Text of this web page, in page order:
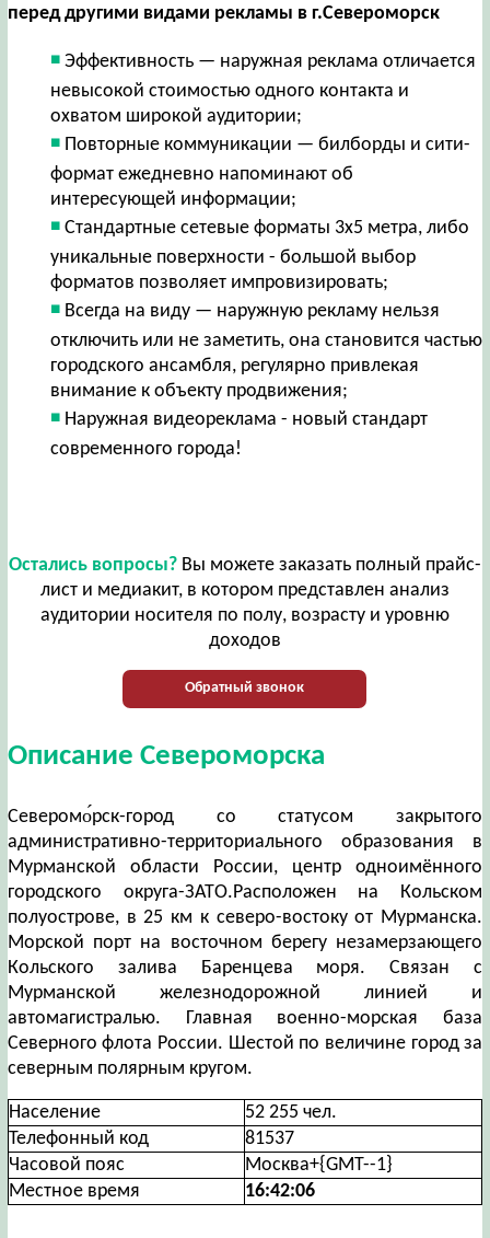
перед другими видами рекламы в г.Североморск
Эффективность — наружная реклама отличается
невысокой стоимостью одного контакта и
охватом широкой аудитории;
Повторные коммуникации — билборды и сити-
формат ежедневно напоминают об
интересующей информации;
Стандартные сетевые форматы 3х5 метра, либо
уникальные поверхности - большой выбор
форматов позволяет импровизировать;
Всегда на виду — наружную рекламу нельзя
отключить или не заметить, она становится частью
городского ансамбля, регулярно привлекая
внимание к объекту продвижения;
Наружная видеореклама - новый стандарт
современного города!
Остались вопросы?Вы можете заказать полный прайс-
лист и медиакит, в котором представлен анализ
аудитории носителя по полу, возрасту и уровню
доходов
Обратный звонок
Описание Североморска
Северомо́рск-город со статусом закрытого
административно-территориального образования в
Мурманской области России, центр одноимённого
городского округа-ЗАТО.Расположен на Кольском
полуострове, в 25 км к северо-востоку от Мурманска.
Морской порт на восточном берегу незамерзающего
Кольского залива Баренцева моря. Связан с
Мурманской железнодорожной линией и
автомагистралью. Главная военно-морская база
Северного флота России. Шестой по величине город за
северным полярным кругом.
Население
52 255 чел.
Телефонный код
81537
Часовой пояс
Москва+{GMT--1}
Местное время
16:42:06